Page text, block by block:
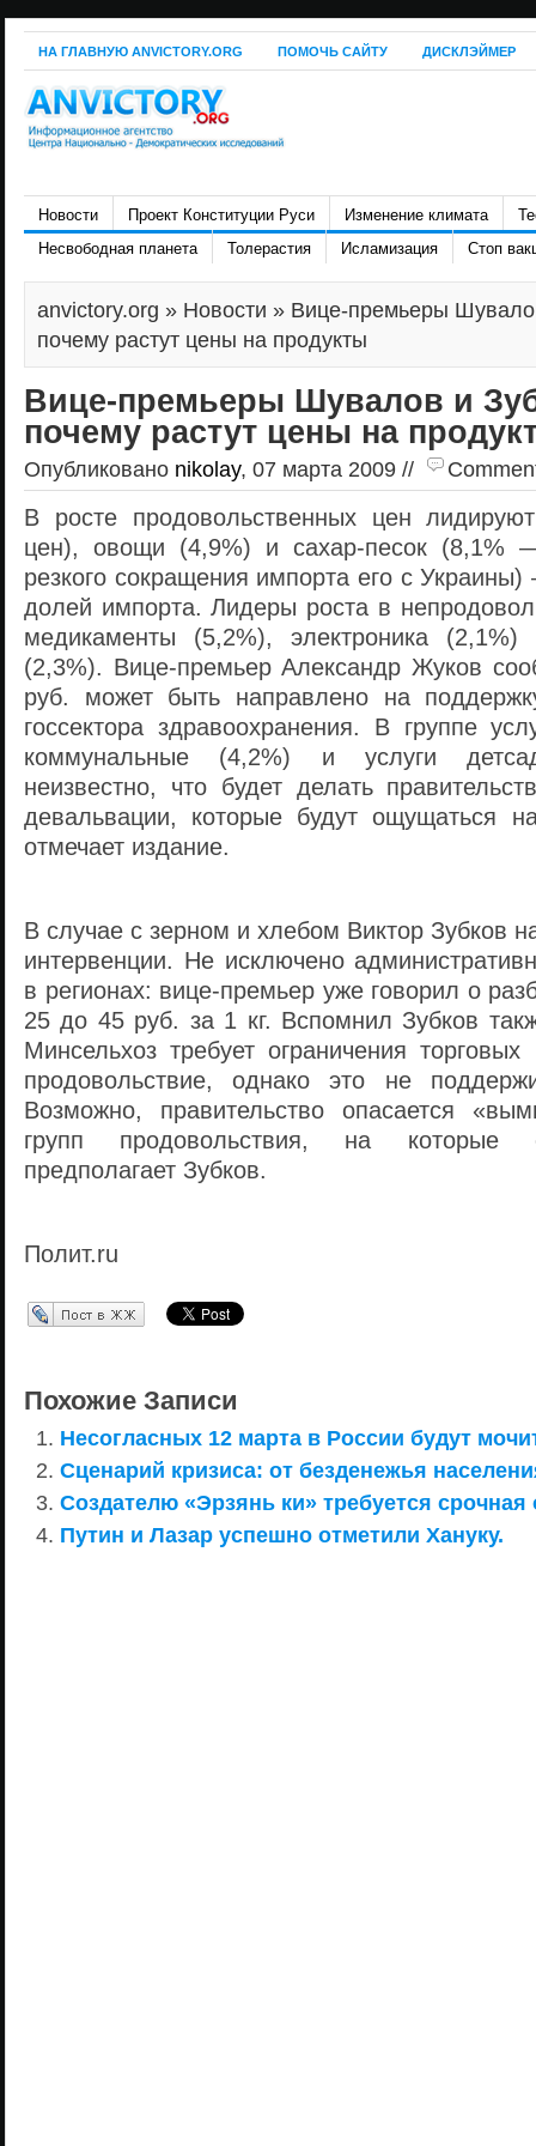
НА ГЛАВНУЮ ANVICTORY.ORG ПОМОЧЬ САЙТУ ДИСКЛЭЙМЕР
Новости Проект Конституции Руси Изменение климата
Несвободная планета
Толерастия Исламизация Стоп
anvictory.org » Новости » Вице-премьеры
почему растут цены на продукты
Вице-премьеры Шувалов и
почему растут цены на
Опубликовано nikolay, 07 марта 2009 //
В росте продовольственных цен
цен), овощи (4,9%) и сахар-песок (8,1%
резкого сокращения импорта его с
долей импорта. Лидеры роста в
медикаменты (5,2%), электроника (2,1%)
(2,3%). Вице-премьер Александр Жуков
руб. может быть направлено на
госсектора здравоохранения. В группе
коммунальные (4,2%) и услуги
неизвестно, что будет делать
девальвации, которые будут ощущаться
отмечает издание.
В случае с зерном и хлебом Виктор Зубков
интервенции. Не исключено
в регионах: вице-премьер уже говорил о
25 до 45 руб. за 1 кг. Вспомнил Зубков
Минсельхоз требует ограничения
продовольствие, однако это не
Возможно, правительство опасается
групп продовольствия, на которые
предполагает Зубков.
Полит.ru
Перепост в ЖЖ
Похожие Записи
Несогласных 12 марта в России будут
Сценарий кризиса: от безденежья
Создателю «Эрзянь ки» требуется срочная
Путин и Лазар успешно отметили Хануку.